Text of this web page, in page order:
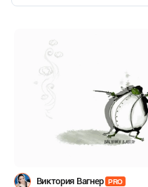
Виктория Вагнер PRO